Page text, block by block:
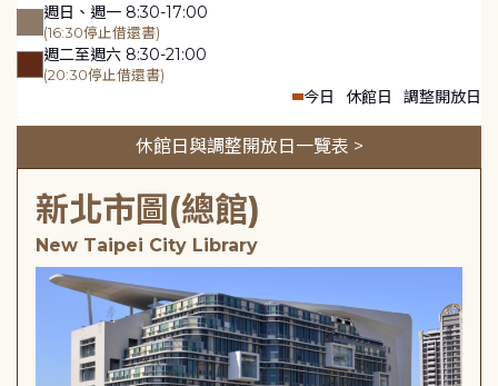
週日、週一 8:30-17:00
(16:30停止借還書)
週二至週六 8:30-21:00
(20:30停止借還書)
今日 休館日 調整開放日
休館日與調整開放日一覽表 >
新北市圖(總館)
New Taipei City Library